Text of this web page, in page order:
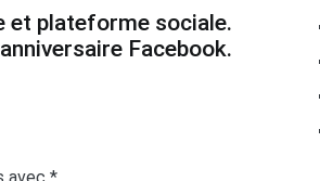
et plateforme sociale.
Facebook.